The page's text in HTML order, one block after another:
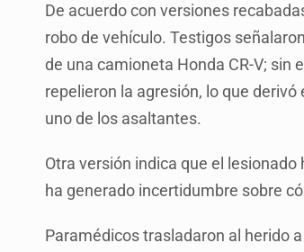
De acuerdo con versiones
robo de vehículo. Testigos
de una camioneta Honda CR-V;
repelieron la agresión, lo que
uno de los asaltantes.
Otra versión indica que el
ha generado incertidumbre sobre
Paramédicos trasladaron al herido